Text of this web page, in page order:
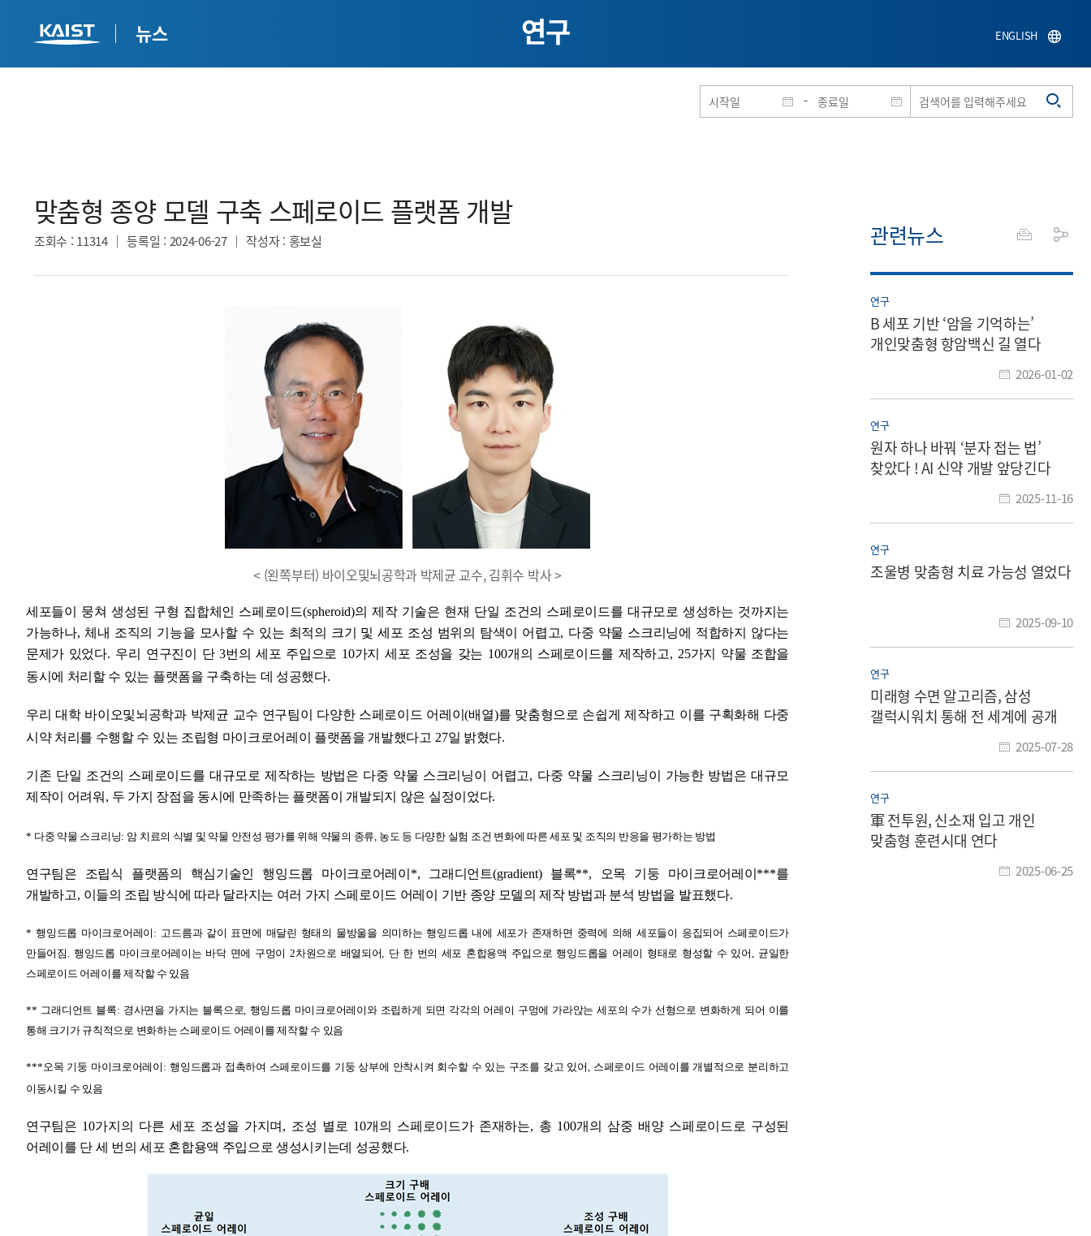
뉴스
홈페이지 통합검색
-
ENGLISH
연구
맞춤형 종양 모델 구축 스페로이드 플랫폼 개발​
조회수 : 11314 등록일 : 2024-06-27 작성자: 홍보실
< (왼쪽부터) 바이오및뇌공학과 박제균 교수, 김휘수 박사 >
세포들이 뭉쳐 생성된 구형 집합체인 스페로이드(spheroid)의 제작 기술은 현재 단일 조건의 스페로이드를 대규모로 생성하는 것까지는
가능하나, 체내 조직의 기능을 모사할 수 있는 최적의 크기 및 세포 조성 범위의 탐색이 어렵고, 다중 약물 스크리닝에 적합하지 않다는
문제가 있었다. 우리 연구진이 단 3번의 세포 주입으로 10가지 세포 조성을 갖는 100개의 스페로이드를 제작하고, 25가지 약물 조합을
동시에 처리할 수 있는 플랫폼을 구축하는 데 성공했다.
우리 대학 바이오및뇌공학과 박제균 교수 연구팀이 다양한 스페로이드 어레이(배열)를 맞춤형으로 손쉽게 제작하고 이를 구획화해 다중
시약 처리를 수행할 수 있는 조립형 마이크로어레이 플랫폼을 개발했다고 27일 밝혔다.
기존 단일 조건의 스페로이드를 대규모로 제작하는 방법은 다중 약물 스크리닝이 어렵고, 다중 약물 스크리닝이 가능한 방법은 대규모
제작이 어려워 , 두 가지 장점을 동시에 만족하는 플랫폼이 개발되지 않은 실정이었다.
* 다중 약물 스크리닝: 암 치료의 식별 및 약물 안전성 평가를 위해 약물의 종류 농도 등 다양한 실험 조건 변화에 따른 세포 및 조직의 반응을 평가하는 방법
연구팀은 조립식 플랫폼의 핵심기술인 행잉드롭 마이크로어레이 *, 그래디언트(gradient) 블록**, 오목 기둥 마이크로어레이 ***를
개발하고, 이들의 조립 방식에 따라 달라지는 여러 가지 스페로이드 어레이 기반 종양 모델의 제작 방법과 분석 방법을 발표했다.
*행잉드롭 마이크로어레이 : 고드름과 같이 표면에 매달린 형태의 물방울을 의미하는 행잉드롭 내에 세포가 존재하면 중력에 의해 세포들이 응집되어 스페로이드가
만들어짐
행잉드롭 마이크로어레이는 바닥 면에 구멍이 2차원으로 배열되어 단 한 번의 세포 혼합용액 주입으로 행잉드롭을 어레이 형태로 형성할 수 있어
균일한
스페로이드 어레이를 제작할 수 있음
** 그래디언트 블록: 경사면을 가지는 블록으로 행잉드롭 마이크로어레이와 조립하게 되면 각각의 어레이 구멍에 가라앉는 세포의 수가 선형으로 변화하게 되어 이를
통해 크기가 규칙적으로 변화하는 스페로이드 어레이를 제작할 수 있음
*** 오목 기둥 마이크로어레이 :행잉드롭과 접촉하여 스페로이드를 기둥 상부에 안착시켜 회수할 수 있는 구조를 갖고 있어
스페로이드 어레이를 개별적으로 분리하고
이동시킬 수 있음
연구팀은 10가지의 다른 세포 조성을 가지며 , 조성 별로 10개의 스페로이드가 존재하는, 총 100개의 삼중 배양 스페로이드로 구성된
어레이를 단 세 번의 세포 혼합용액 주입으로 생성시키는데 성공했다.
관련뉴스
연구
B 세포 기반 ‘암을 기억하는’
개인맞춤형 항암백신 길 열다
2026-01-02
연구
원자 하나 바꿔 ‘분자 접는 법’
찾았다 ! AI 신약 개발 앞당긴다
2025-11-16
연구
조울병 맞춤형 치료 가능성 열었다
2025-09-10
연구
미래형 수면 알고리즘, 삼성
갤럭시워치 통해 전 세계에 공개
2025-07-28
연구
軍 전투원, 신소재 입고 개인
맞춤형 훈련시대 연다
2025-06-25